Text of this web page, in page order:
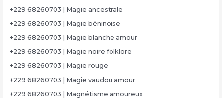
+229 68260703 | Magie ancestrale
+229 68260703 | Magie béninoise
+229 68260703 | Magie blanche amour
+229 68260703 | Magie noire folklore
+229 68260703 | Magie rouge
+229 68260703 | Magie vaudou amour
+229 68260703 | Magnétisme amoureux